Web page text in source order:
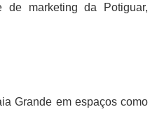
marketing da Potiguar,
Grande em espaços como